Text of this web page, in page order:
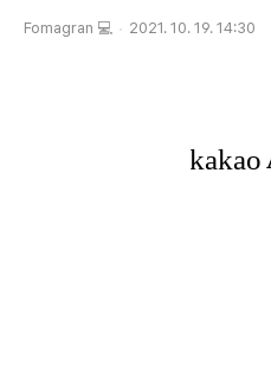
Fomagran 💻 2021. 10. 19. 14:30